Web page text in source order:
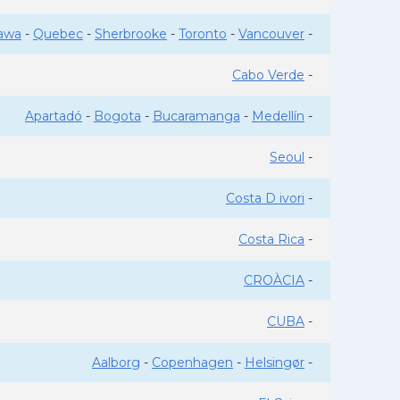
- Quebec - Sherbrooke - Toronto - Vancouver -
Cabo Verde -
Apartadó - Bogota - Bucaramanga - Medellín -
Seoul -
Costa D ivori -
Costa Rica -
CROÀCIA -
CUBA -
Aalborg - Copenhagen - Helsingør -